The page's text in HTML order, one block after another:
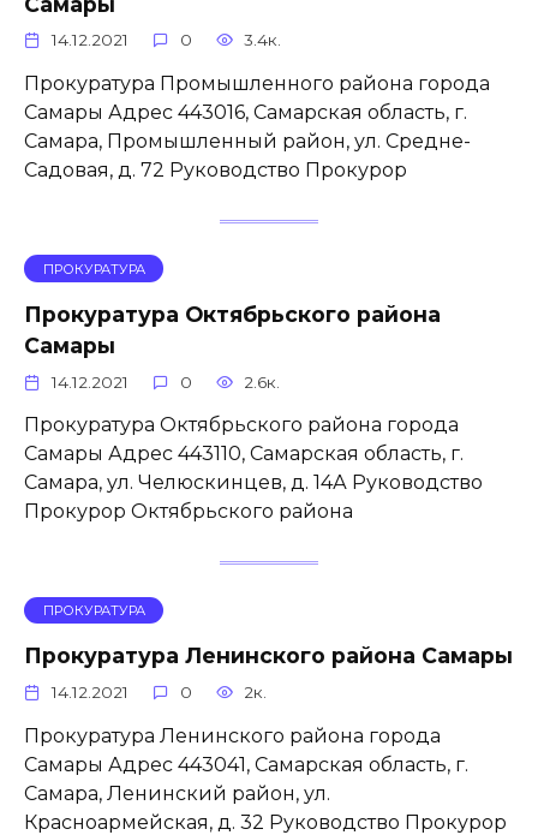
14.12.2021 0 3.4к.
Прокуратура Промышленного района города
Самары Адрес 443016, Самарская область, г.
Самара, Промышленный район, ул. Средне-
Садовая, д. 72 Руководство Прокурор
ПРОКУРАТУРА
Прокуратура Октябрьского района
Самары
14.12.2021 0 2.6к.
Прокуратура Октябрьского района города
Самары Адрес 443110, Самарская область, г.
Самара, ул. Челюскинцев, д. 14А Руководство
Прокурор Октябрьского района
ПРОКУРАТУРА
Прокуратура Ленинского района Самары
14.12.2021 0 2к.
Прокуратура Ленинского района города
Самары Адрес 443041, Самарская область, г.
Самара, Ленинский район, ул.
Красноармейская, д. 32 Руководство Прокурор